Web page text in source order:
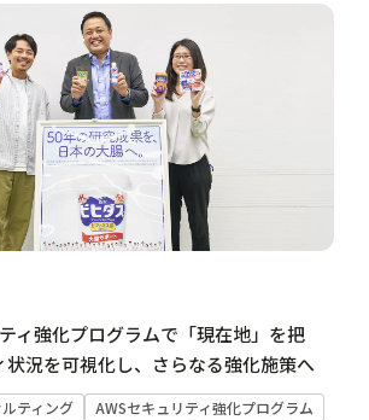
ィ強化プログラムで「現在地」を把
状況を可視化し、さらなる強化施策へ
ティング
AWSセキュリティ強化プログラム